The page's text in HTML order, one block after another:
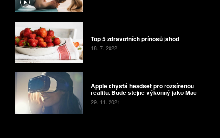
Top 5 zdravotních přínosů jahod
18. 7. 2022
Apple chystá headset pro rozšířenou
realitu. Bude stejně výkonný jako Mac
29. 11. 2021